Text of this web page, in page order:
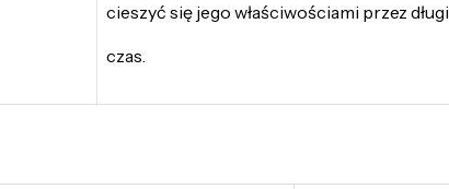
cieszyć się jego właściwościami przez długi
czas.